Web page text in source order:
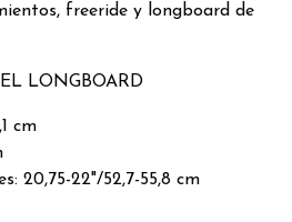
freeride y longboard de
LONGBOARD
cm
20,75-22"/52,7-55,8 cm